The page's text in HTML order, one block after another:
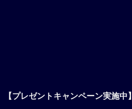
【プレゼントキャンペーン実施中】